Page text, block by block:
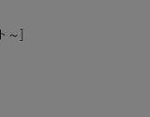
～]